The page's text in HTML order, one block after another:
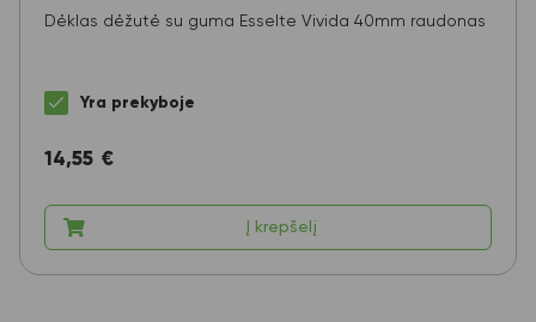
Dėklas dėžutė su guma Esselte Vivida 40mm raudonas
Yra prekyboje
14,55 €
Į krepšelį